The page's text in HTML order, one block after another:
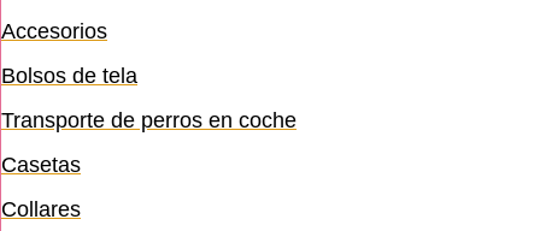
Accesorios
Bolsos de tela
Transporte de perros en coche
Casetas
Collares